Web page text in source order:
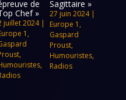
de
Chef »
juillet 2024|
1 ,
,
,
Sagittaire »
27 juin 2024|
Europe 1 ,
Gaspard
Proust,
Humouristes,
Radios